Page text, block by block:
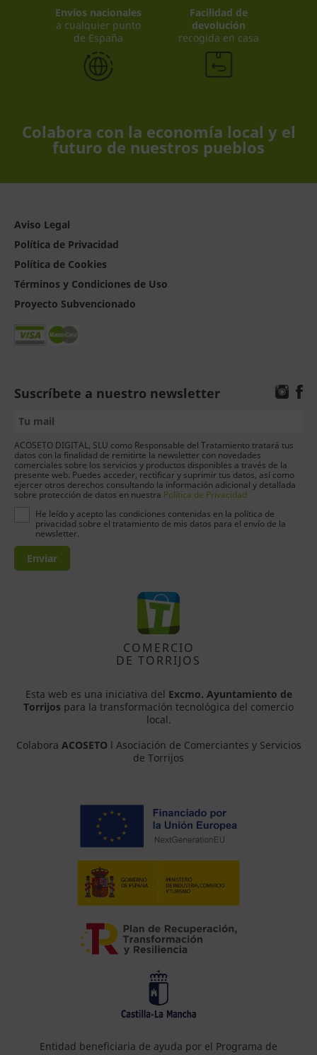
Envíos nacionales
a cualquier punto
de España
Facilidad de
devolución
recogida en casa
Colabora con la economía local y el
futuro de nuestros pueblos
Aviso Legal
Política de Privacidad
Política de Cookies
Términos y Condiciones de Uso
Proyecto Subvencionado
Suscríbete a nuestro newsletter
ACOSETO DIGITAL, SLU como Responsable del Tratamiento tratará tus
datos con la finalidad de remitirte la newsletter con novedades
comerciales sobre los servicios y productos disponibles a través de la
presente web. Puedes acceder, rectificar y suprimir tus datos, así como
ejercer otros derechos consultando la información adicional y detallada
sobre protección de datos en nuestra Política de Privacidad
He leído y acepto las condiciones contenidas en la política de
privacidad sobre el tratamiento de mis datos para el envío de la
newsletter.
Enviar
COMERCIO
DE TORRIJOS
Esta web es una iniciativa del Excmo. Ayuntamiento de
Torrijos para la transformación tecnológica del comercio
local.
Colabora ACOSETO l Asociación de Comerciantes y Servicios
de Torrijos
Entidad beneficiaria de ayuda por el Programa de